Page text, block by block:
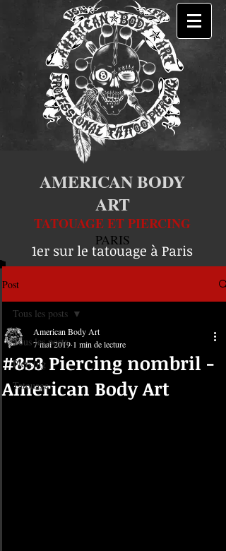
AMERICAN BODY
ART
TATOUAGE ET PIERCING
PARIS
1er sur le tatouage à Paris
Post
Tous les posts
Piercing
Tatouage
Tous les posts
#853 Piercing nombril -
American Body Art
American Body Art
7 mai 2019 1 min de lecture